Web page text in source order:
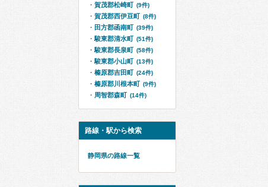
賀茂郡松崎町 (9件)
賀茂郡西伊豆町 (8件)
田方郡函南町 (39件)
駿東郡清水町 (51件)
駿東郡長泉町 (58件)
駿東郡小山町 (13件)
榛原郡吉田町 (24件)
榛原郡川根本町 (9件)
周智郡森町 (14件)
路線・駅から検索
静岡県の路線一覧